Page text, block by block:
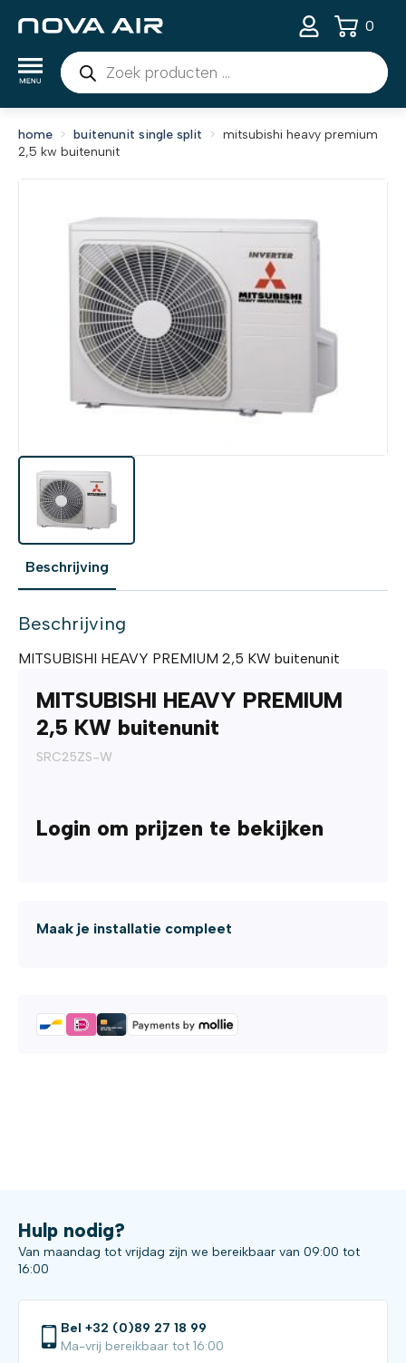
Producten
zoeken
0
home buitenunit single split
mitsubishi heavy premium
2,5 kw buitenunit
Beschrijving
Beschrijving
MITSUBISHI HEAVY PREMIUM 2,5 KW buitenunit
MITSUBISHI HEAVY PREMIUM
2,5 KW buitenunit
SRC25ZS-W
Login om prijzen te bekijken
Maak je installatie compleet
Hulp nodig?
Van maandag tot vrijdag zijn we bereikbaar van 09:00 tot
16:00
Bel +32 (0)89 27 18 99
Ma-vrij bereikbaar tot 16:00